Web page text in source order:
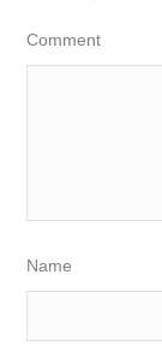
Comment
Name